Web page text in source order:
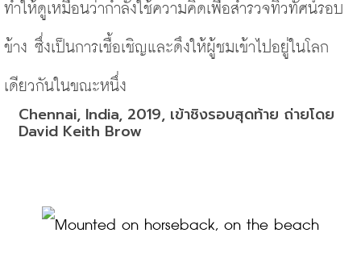
ทำให้ดูเหมือนว่ากำลังใช้ความคิดเพื่อสำรวจทิวทัศน์รอบ
ข้าง ซึ่งเป็นการเชื้อเชิญและดึงให้ผู้ชมเข้าไปอยู่ในโลก
เดียวกันในขณะหนึ่ง
Chennai, India, 2019, เข้าชิงรอบสุดท้าย ถ่ายโดย
David Keith Brow